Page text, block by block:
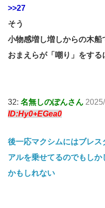
>>27
そう
小物感増し増しからの木船
おまえらが「嘲り」をする
32: 名無しのぽんさん
ID:Hy0+EGea0
後一応マクシムにはブレ
アルを乗せてるのでもし
かもしれない